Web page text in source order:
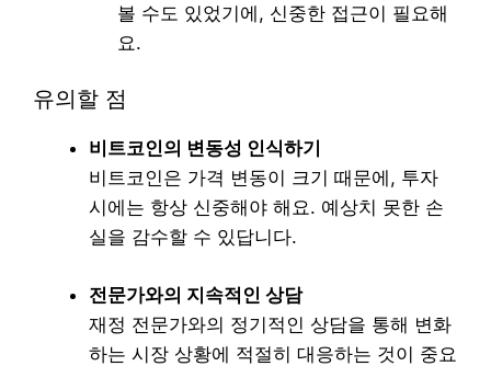
볼 수도 있었기에, 신중한 접근이 필요해
요.
유의할 점
비트코인의 변동성 인식하기
비트코인은 가격 변동이 크기 때문에, 투자
시에는 항상 신중해야 해요. 예상치 못한 손
실을 감수할 수 있답니다.
전문가와의 지속적인 상담
재정 전문가와의 정기적인 상담을 통해 변화
하는 시장 상황에 적절히 대응하는 것이 중요